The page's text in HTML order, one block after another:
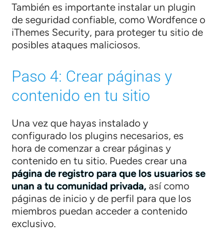
También es importante instalar un plugin
de seguridad confiable, como Wordfence o
iThemes Security, para proteger tu sitio de
posibles ataques maliciosos.
Paso 4: Crear páginas y
contenido en tu sitio
Una vez que hayas instalado y
configurado los plugins necesarios, es
hora de comenzar a crear páginas y
contenido en tu sitio. Puedes crear una
página de registro para que los usuarios se
unan a tu comunidad privada, así como
páginas de inicio y de perfil para que los
miembros puedan acceder a contenido
exclusivo.